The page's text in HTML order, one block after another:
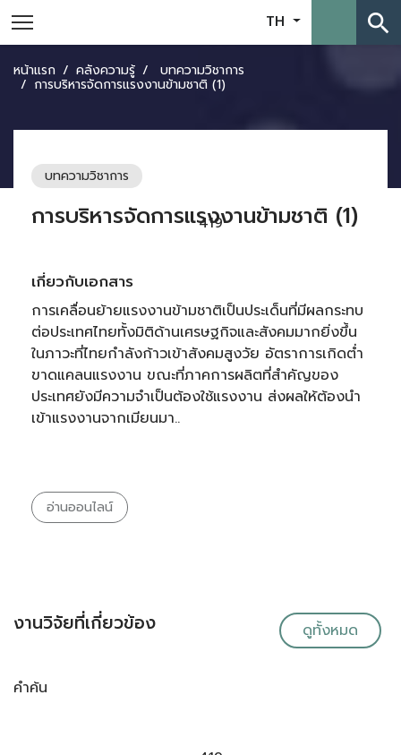
TH search
หน้าแรก คลังความรู้ บทความวิชาการ
การบริหารจัดการแรงงานข้ามชาติ (1)
บทความวิชาการ
419
การบริหารจัดการแรงงานข้ามชาติ (1)
เกี่ยวกับเอกสาร
การเคลื่อนย้ายแรงงานข้ามชาติเป็นประเด็นที่มีผลกระทบ
ต่อประเทศไทยทั้งมิติด้านเศรษฐกิจและสังคมมากยิ่งขึ้น
ในภาวะที่ไทยกำลังก้าวเข้าสังคมสูงวัย อัตราการเกิดต่ำ
ขาดแคลนแรงงาน ขณะที่ภาคการผลิตที่สำคัญของ
ประเทศยังมีความจำเป็นต้องใช้แรงงาน ส่งผลให้ต้องนำ
เข้าแรงงานจากเมียนมา..
อ่านออนไลน์
งานวิจัยที่เกี่ยวข้อง ดูทั้งหมด
คำค้น